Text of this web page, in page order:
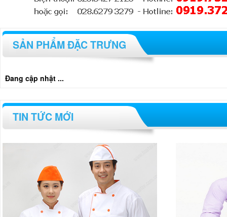
SẢN PHẨM ĐẶC TRƯNG
Đang cập nhật ...
TIN TỨC MỚI